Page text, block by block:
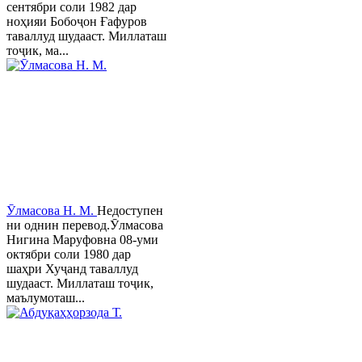
сентябри соли 1982 дар
ноҳияи Бобоҷон Ғафуров
таваллуд шудааст. Миллаташ
тоҷик, ма...
Ӯлмасова Н. М. Недоступен
ни однин перевод.Ӯлмасова
Нигина Маруфовна 08-уми
октябри соли 1980 дар
шаҳри Хуҷанд таваллуд
шудааст. Миллаташ тоҷик,
маълумоташ...